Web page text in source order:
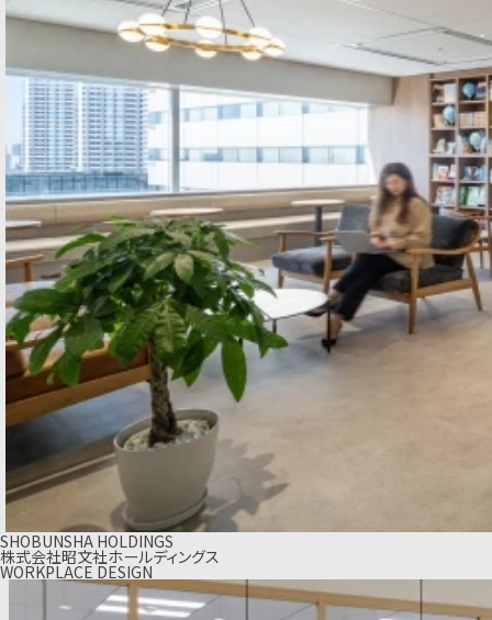
SHOBUNSHA HOLDINGS
株式会社昭文社ホールディングス
WORKPLACE DESIGN